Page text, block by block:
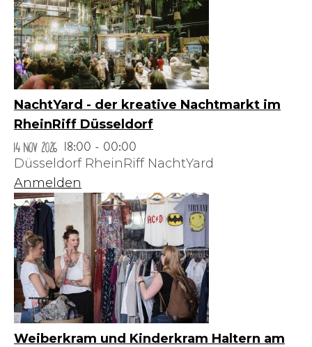
NachtYard - der kreative Nachtmarkt im
RheinRiff Düsseldorf
14 Nov 2026
18:00 - 00:00
Düsseldorf RheinRiff NachtYard
Anmelden
Weiberkram und Kinderkram Haltern am